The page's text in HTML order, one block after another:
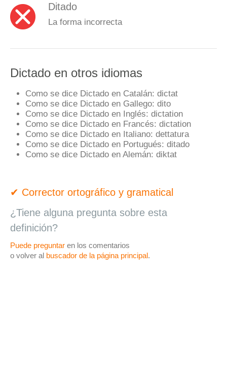
Ditado
La forma incorrecta
Dictado en otros idiomas
Como se dice Dictado en Catalán: dictat
Como se dice Dictado en Gallego: dito
Como se dice Dictado en Inglés: dictation
Como se dice Dictado en Francés: dictation
Como se dice Dictado en Italiano: dettatura
Como se dice Dictado en Portugués: ditado
Como se dice Dictado en Alemán: diktat
✔ Corrector ortográfico y gramatical
¿Tiene alguna pregunta sobre esta
definición?
Puede preguntar en los comentarios
o volver al buscador de la página principal.